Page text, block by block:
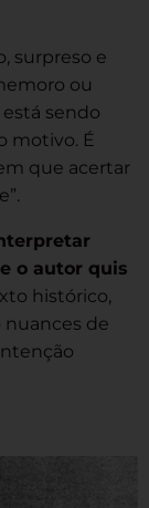
surpreso e
ou
sendo
motivo. É
que acertar
o autor quis
histórico,
nuances de